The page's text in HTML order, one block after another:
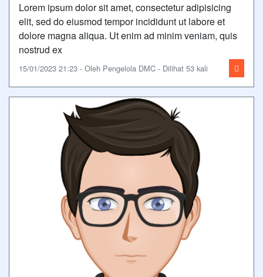
Lorem ipsum dolor sit amet, consectetur adipisicing
elit, sed do eiusmod tempor incididunt ut labore et
dolore magna aliqua. Ut enim ad minim veniam, quis
nostrud ex
15/01/2023 21:23 - Oleh Pengelola DMC - Dilihat 53 kali